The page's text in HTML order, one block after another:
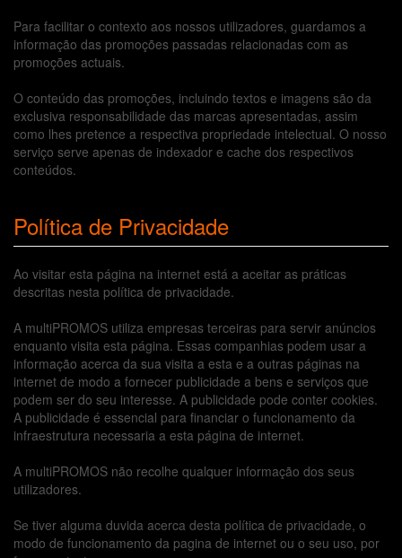
Para facilitar o contexto aos nossos utilizadores, guardamos a
informação das promoções passadas relacionadas com as
promoções actuais.
O conteúdo das promoções, incluindo textos e imagens são da
exclusiva responsabilidade das marcas apresentadas, assim
como lhes pretence a respectiva propriedade intelectual. O nosso
serviço serve apenas de indexador e cache dos respectivos
conteúdos.
Política de Privacidade
Ao visitar esta página na internet está a aceitar as práticas
descritas nesta política de privacidade.
A multiPROMOS utiliza empresas terceiras para servir anúncios
enquanto visita esta página. Essas companhias podem usar a
informação acerca da sua visita a esta e a outras páginas na
internet de modo a fornecer publicidade a bens e serviços que
podem ser do seu interesse. A publicidade pode conter cookies.
A publicidade é essencial para financiar o funcionamento da
infraestrutura necessaria a esta página de internet.
A multiPROMOS não recolhe qualquer informação dos seus
utilizadores.
Se tiver alguma duvida acerca desta política de privacidade, o
modo de funcionamento da pagina de internet ou o seu uso, por